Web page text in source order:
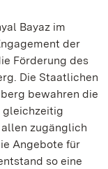
Bayaz im
der
Förderung des
Die Staatlichen
bewahren die
gleichzeitig
zugänglich
Angebote für
so eine